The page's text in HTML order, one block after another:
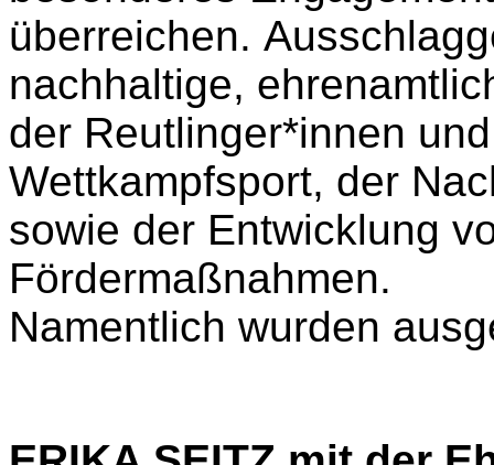
überreichen.
nachhaltige,
der Reutlinger*innen
Wettkampfsport, der
sowie der Entwicklung
Fördermaßnahmen.
Namentlich wurden